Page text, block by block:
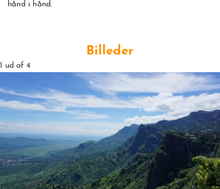
hånd i hånd.
Billeder
1 ud af 4